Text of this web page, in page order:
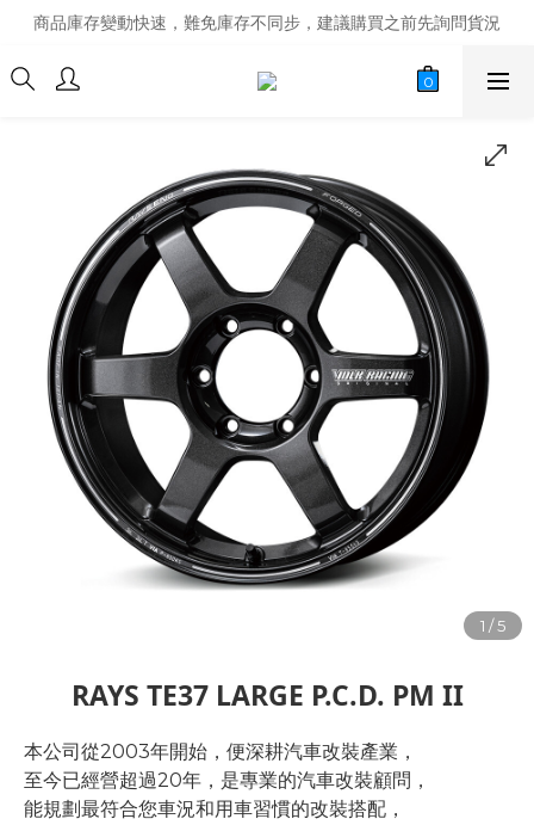
商品庫存變動快速，難免庫存不同步，建議購買之前先詢問貨況
商品庫存變動快速，難免庫存不同步，建議購買之前先詢問貨況
經營超過20年的改裝老字號，安全有保障
RAYS TE37 LARGE P.C.D. PM II
本公司從2003年開始，便深耕汽車改裝產業，
至今已經營超過20年，是專業的汽車改裝顧問，
能規劃最符合您車況和用車習慣的改裝搭配，